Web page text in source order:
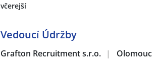
včerejší
Vedoucí Údržby
Grafton Recruitment s.r.o. | Olomouc